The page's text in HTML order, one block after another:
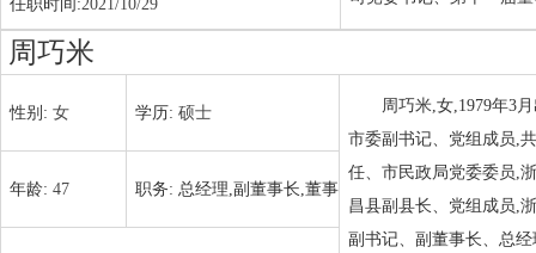
任职时间:2021/10/29
周巧米
性别: 女 学历: 硕士
周巧米,女,1979年3
市委副书记、党组成员,
任、市民政局党委委员,
昌县副县长、党组成员,
副书记、副董事长、总
年龄: 47 职务: 总经理,副董事长,董事